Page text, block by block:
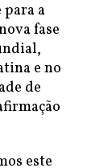
a
fase
e no
de
este